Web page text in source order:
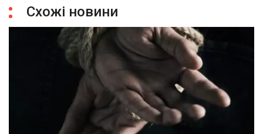
Схожі новини